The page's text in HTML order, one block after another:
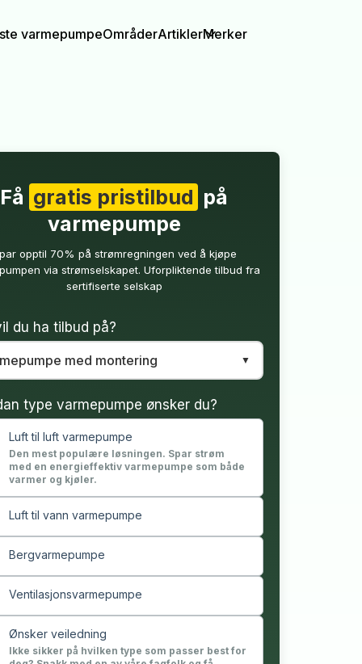
varmepumpeOmråderArtiklerMerker
Få gratis pristilbud på
varmepumpe
opptil 70% på strømregningen ved å kjøpe
via strømselskapet. Uforpliktende tilbud fra
sertifiserte selskap
du ha tilbud på?
type varmepumpe ønsker du?
Luft til luft varmepumpe
Den mest populære løsningen. Spar strøm
med en energieffektiv varmepumpe som både
varmer og kjøler.
Luft til vann varmepumpe
Bergvarmepumpe
Ventilasjonsvarmepumpe
Ønsker veiledning
Ikke sikker på hvilken type som passer best for